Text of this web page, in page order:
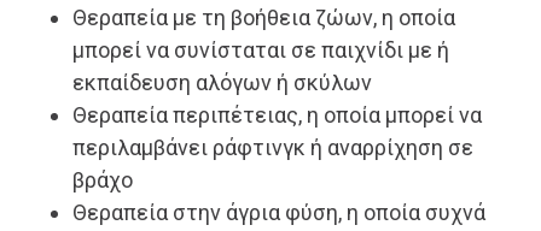
Θεραπεία με τη βοήθεια ζώων, η οποία
μπορεί να συνίσταται σε παιχνίδι με ή
εκπαίδευση αλόγων ή σκύλων
Θεραπεία περιπέτειας, η οποία μπορεί να
περιλαμβάνει ράφτινγκ ή αναρρίχηση σε
βράχο
Θεραπεία στην άγρια φύση, η οποία συχνά